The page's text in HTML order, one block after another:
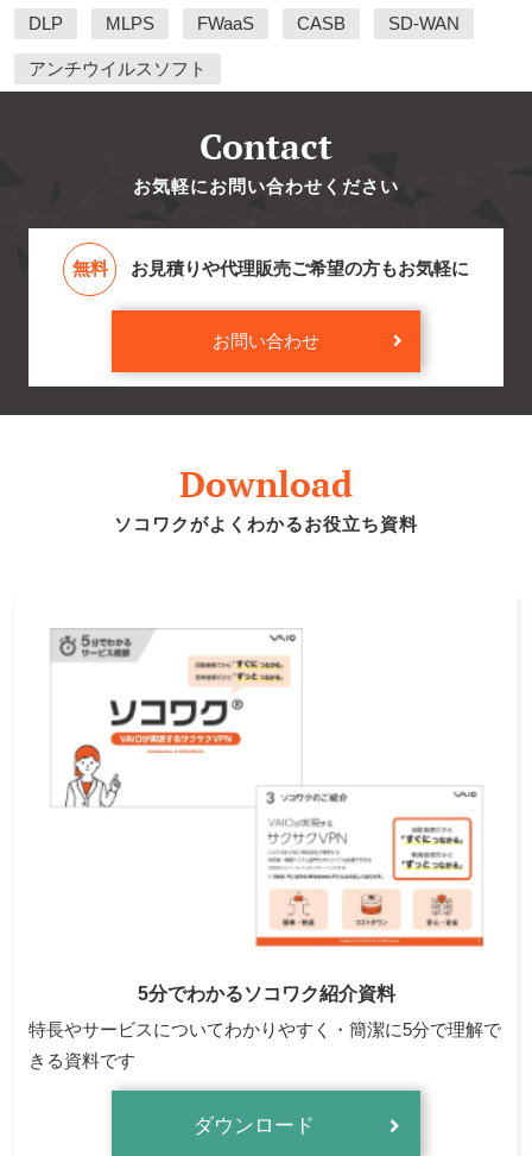
DLP MLPS FWaaS CASB SD-WAN
アンチウイルスソフト
Contact
お気軽にお問い合わせください
無料 お見積りや代理販売ご希望の方もお気軽に
お問い合わせ
Download
ソコワクがよくわかるお役立ち資料
5分でわかるソコワク紹介資料
特長やサービスについてわかりやすく・簡潔に5分で理解で
きる資料です
ダウンロード